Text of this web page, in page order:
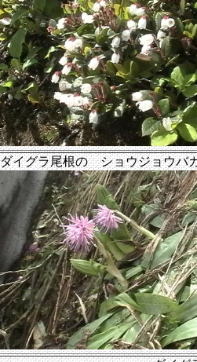
ダイグラ尾根の ショウジョウバ